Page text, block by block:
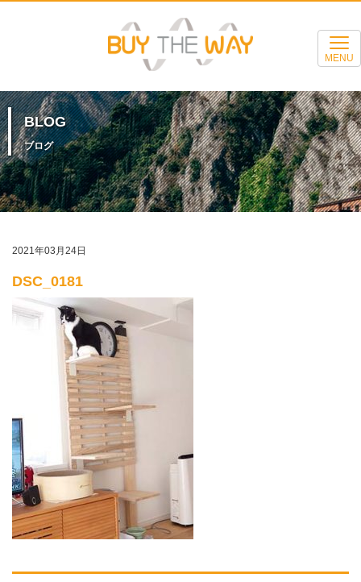
MENU
BLOG
ブログ
2021年03月24日
DSC_0181